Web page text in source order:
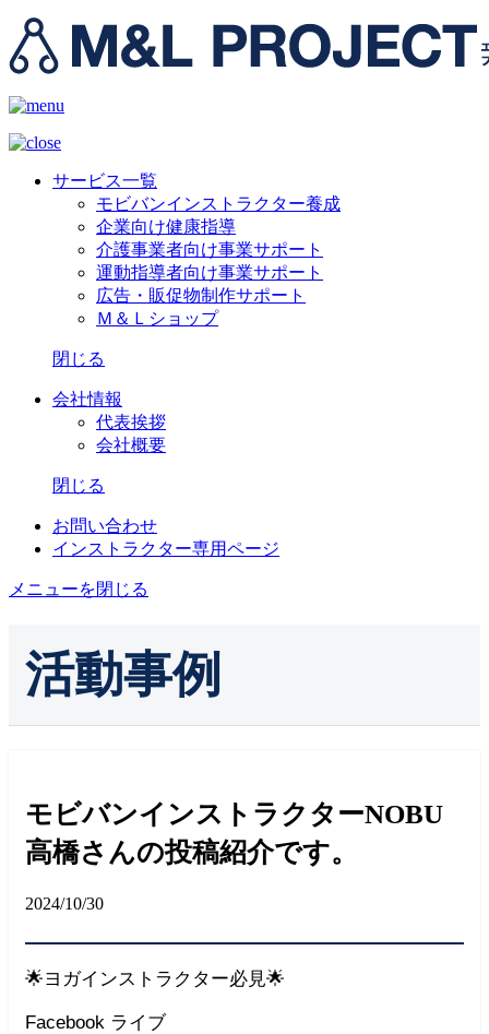
サービス一覧
モビバンインストラクター養成
企業向け健康指導
介護事業者向け事業サポート
運動指導者向け事業サポート
広告・販促物制作サポート
Ｍ＆Ｌショップ
閉じる
会社情報
代表挨拶
会社概要
閉じる
お問い合わせ
インストラクター専用ページ
メニューを閉じる
活動事例
モビバンインストラクターNOBU
高橋さんの投稿紹介です。
2024/10/30
🌟ヨガインストラクター必見🌟
Facebook ライブ